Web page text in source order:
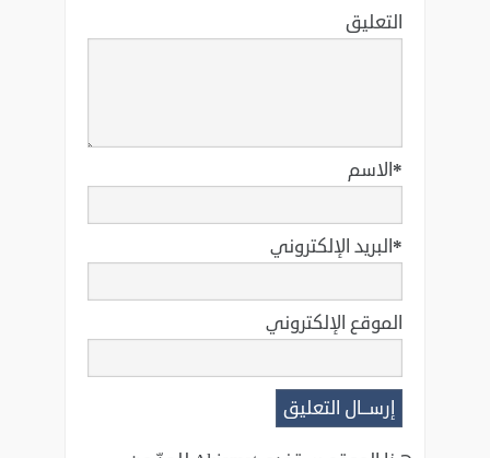
التعليق
الاسم*
البريد الإلكتروني*
الموقع الإلكتروني